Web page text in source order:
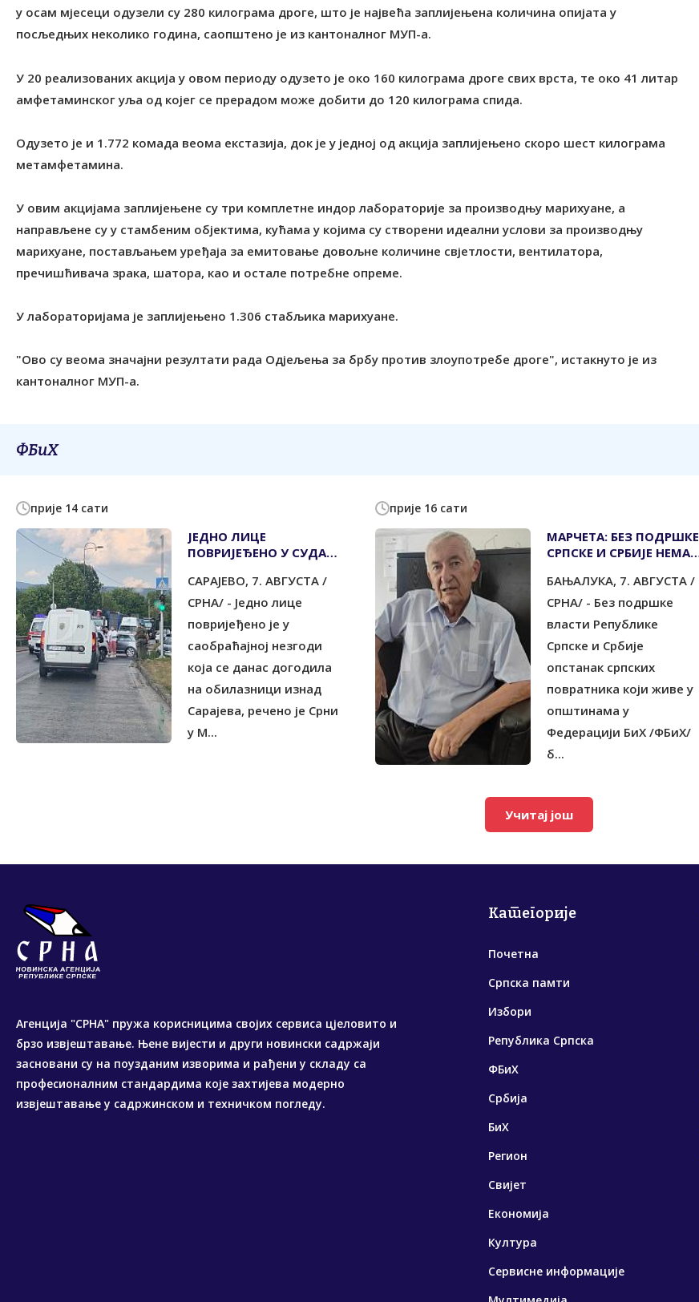
у осам мјесеци одузели су 280 килограма дроге, што је највећа заплијењена количина опијата у
посљедњих неколико година, саопштено је из кантоналног МУП-а.
У 20 реализованих акција у овом периоду одузето је око 160 килограма дроге свих врста, те око 41 литар
амфетаминског уља од којег се прерадом може добити до 120 килограма спида.
Одузето је и 1.772 комада веома екстазија, док је у једној од акција заплијењено скоро шест килограма
метамфетамина.
У овим акцијама заплијењене су три комплетне индор лабораторије за производњу марихуане, а
направљене су у стамбеним објектима, кућама у којима су створени идеални услови за производњу
марихуане, постављањем уређаја за емитовање довољне количине свјетлости, вентилатора,
пречишћивача зрака, шатора, као и остале потребне опреме.
У лабораторијама је заплијењено 1.306 стабљика марихуане.
"Ово су веома значајни резултати рада Одјељења за брбу против злоупотребе дроге", истакнуто је из
кантоналног МУП-а.
ФБиХ
прије 14 сати
ЈЕДНО ЛИЦЕ
ПОВРИЈЕЂЕНО У СУДАРУ
САРАЈЕВО, 7. АВГУСТА /
СРНА/ - Једно лице
повријеђено је у
саобраћајној незгоди
која се данас догодила
на обилазници изнад
Сарајева, речено је Срни
у М...
прије 16 сати
МАРЧЕТА: БЕЗ ПОДРШКЕ
СРПСКЕ И СРБИЈЕ НЕМА
ФЕДЕРАЦИЈИ
БАЊАЛУКА, 7. АВГУСТА /
СРНА/ - Без подршке
власти Републике
Српске и Србије
опстанак српских
повратника који живе у
општинама у
Федерацији БиХ /ФБиХ/
б...
Учитај још
Агенција "СРНА" пружа корисницима својих сервиса цјеловито и
брзо извјештавање. Њене вијести и други новински садржаји
засновани су на поузданим изворима и рађени у складу са
професионалним стандардима које захтијева модерно
извјештавање у садржинском и техничком погледу.
Категорије
Почетна
Српска памти
Избори
Република Српска
ФБиХ
Србија
БиХ
Регион
Свијет
Економија
Култура
Сервисне информације